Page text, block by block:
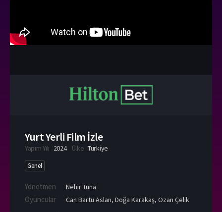
Yurt Yerli Film İzle
Yapım Yılı 2024 Ülke Türkiye
Genel
Yönetmen Nehir Tuna
Oyuncular Can Bartu Aslan, Doğa Karakaş, Ozan Çelik